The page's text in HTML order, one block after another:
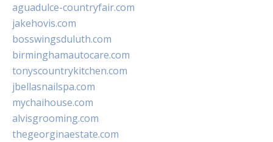
aguadulce-countryfair.com
jakehovis.com
bosswingsduluth.com
birminghamautocare.com
tonyscountrykitchen.com
jbellasnailspa.com
mychaihouse.com
alvisgrooming.com
thegeorginaestate.com